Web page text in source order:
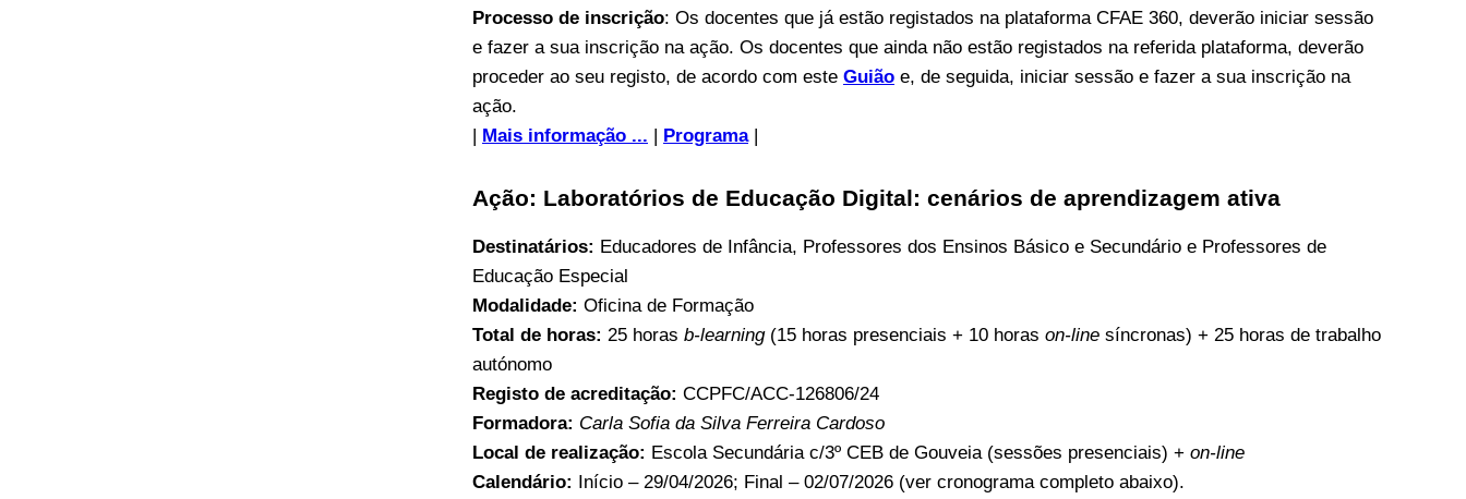
Processo de inscrição: Os docentes que já estão registados na plataforma CFAE 360, deverão iniciar sessão
e fazer a sua inscrição na ação. Os docentes que ainda não estão registados na referida plataforma, deverão
proceder ao seu registo, de acordo com este Guião e, de seguida, iniciar sessão e fazer a sua inscrição na
ação.
| Mais informação ... | Programa|
Ação: Laboratórios de Educação Digital: cenários de aprendizagem ativa
Destinatários: Educadores de Infância, Professores dos Ensinos Básico e Secundário e Professores de
Educação Especial
Modalidade: Oficina de Formação
Total de horas: 25 horas b-learning(15 horas presenciais + 10 horas on-line síncronas) + 25 horas de trabalho
autónomo
Registo de acreditação: CCPFC/ACC-126806/24
Formadora: Carla Sofia da Silva Ferreira Cardoso
Local de realização: Escola Secundária c/3º CEB de Gouveia (sessões presenciais) + on-line
Calendário: Início – 29/04/2026; Final – 02/07/2026 (ver cronograma completo abaixo).